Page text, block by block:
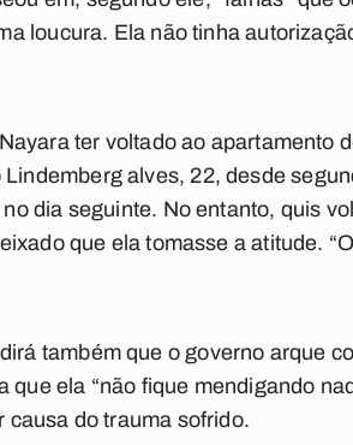
loucura. Ela não tinha
ter voltado ao apartamento
alves, 22, desde
dia seguinte. No entanto, quis
que ela tomasse a atitude.
também que o governo arque
que ela “não fique mendigando
causa do trauma sofrido.